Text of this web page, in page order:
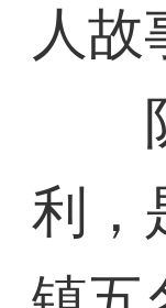
人故
队
利，